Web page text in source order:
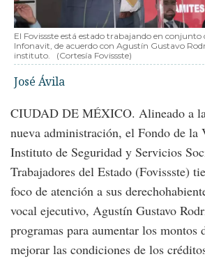
El Fovissste está estado trabajando en conjunto
Infonavit, de acuerdo con Agustín Gustavo
instituto.
(Cortesía Fovissste)
José Ávila
CIUDAD DE MÉXICO. Alineado a
nueva administración, el Fondo de la
Instituto de Seguridad y Servicios
Trabajadores del Estado (Fovissste)
foco de atención a sus
vocal ejecutivo, Agustín Gustavo
programas para aumentar los montos
mejorar las condiciones de los